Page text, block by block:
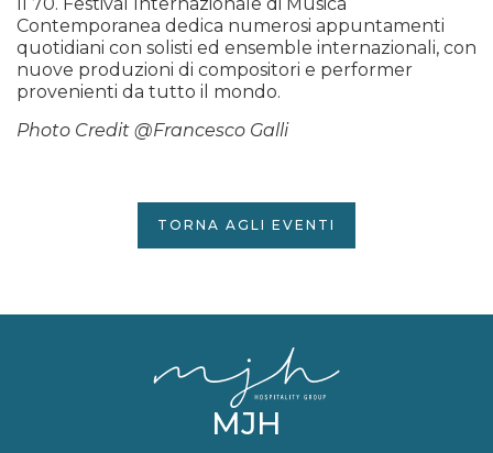
Contemporanea dedica numerosi appuntamenti
quotidiani con solisti ed ensemble internazionali, con
nuove produzioni di compositori e performer
provenienti da tutto il mondo.
Photo Credit @Francesco Galli
TORNA AGLI EVENTI
MJH